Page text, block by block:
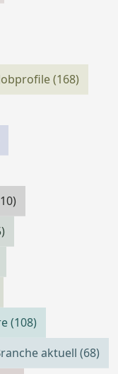
(168)
(108)
aktuell(68)